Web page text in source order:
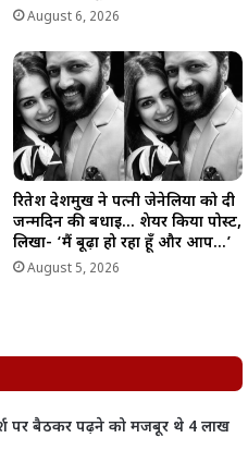
August 6, 2026
रितेश देशमुख ने पत्नी जेनेलिया को दी
जन्मदिन की बधाई… शेयर किया पोस्ट,
लिखा- ‘मैं बूढ़ा हो रहा हूँ और आप…’
August 5, 2026
पर बैठकर पढ़ने को मजबूर थे 4 लाख